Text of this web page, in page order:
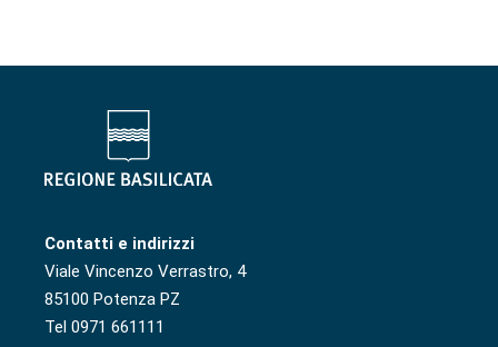
Contatti e indirizzi
Viale Vincenzo Verrastro, 4
85100 Potenza PZ
Tel 0971 661111